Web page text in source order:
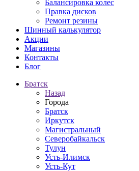
Балансировка колес
Правка дисков
Ремонт резины
Шинный калькулятор
Акции
Магазины
Контакты
Блог
Братск
Назад
Города
Братск
Иркутск
Магистральный
Северобайкальск
Тулун
Усть-Илимск
Усть-Кут